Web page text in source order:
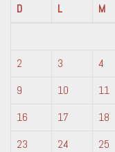
D
L M
2
3 4
9
10 11
16
17 18
23
24 25